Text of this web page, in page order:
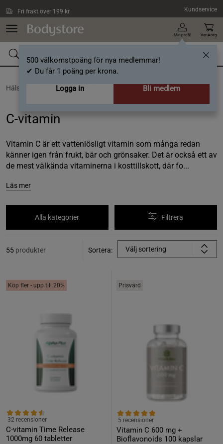
Fri frakt över 199 kr Kundservice
Min profil
500 välkomstpoäng för nya medlemmar!
✔ Du får 1 poäng per krona.
Logga in
Bli medlem
Varukorg
Hälsa / Vitaminer /C-vitamin
C-vitamin
Vitamin C är ett vattenlösligt vitamin som många redan
känner igen från frukt, bär och grönsaker. Det är också ett av
de mest välkända vitaminerna i kosttillskott, där fo...
Läs mer
Alla kategorier Filtrera
55 produkter Sortera: Välj sortering
Köp fler - upp till 20%
C-vitamin Time Release
1000mg 60 tabletter
32 recensioner
Prisvärd
Vitamin C 600 mg +
Bioflavonoids 100 kapslar
5 recensioner